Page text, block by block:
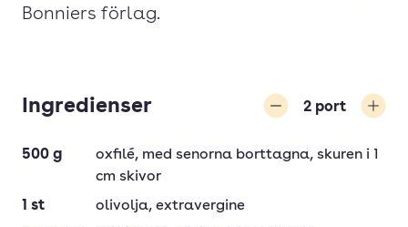
Bonniers förlag.
Ingredienser 2 port
500 g oxfilé, med senorna borttagna, skuren i 1
cm skivor
1 st olivolja, extravergine